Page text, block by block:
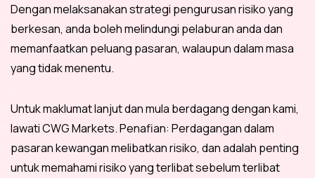
Dengan melaksanakan strategi pengurusan risiko yang
berkesan, anda boleh melindungi pelaburan anda dan
memanfaatkan peluang pasaran, walaupun dalam masa
yang tidak menentu.
Untuk maklumat lanjut dan mula berdagang dengan kami,
lawati CWG Markets. Penafian: Perdagangan dalam
pasaran kewangan melibatkan risiko, dan adalah penting
untuk memahami risiko yang terlibat sebelum terlibat